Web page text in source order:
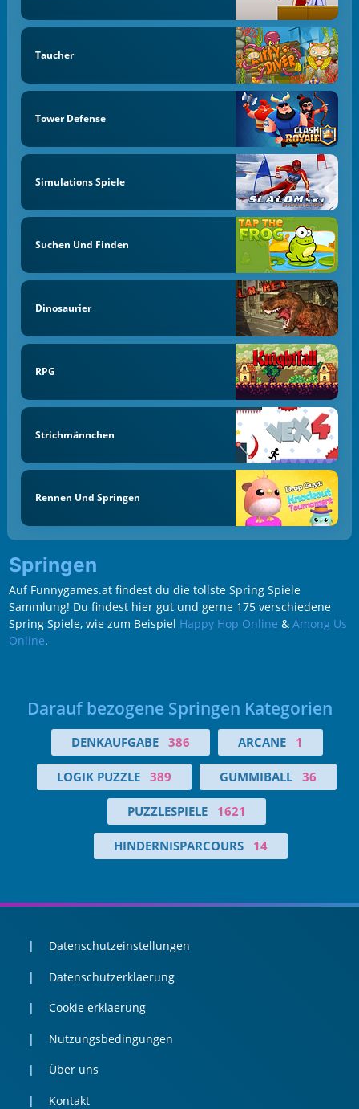
Taucher
Tower Defense
Simulations Spiele
Suchen Und Finden
Dinosaurier
RPG
Strichmännchen
Rennen Und Springen
Springen
Auf Funnygames.at findest du die tollste Spring Spiele
Sammlung! Du findest hier gut und gerne 175 verschiedene
Spring Spiele, wie zum Beispiel Happy Hop Online & Among Us
Online.
Darauf bezogene Springen Kategorien
DENKAUFGABE 386 ARCANE 1
LOGIK PUZZLE 389 GUMMIBALL 36
PUZZLESPIELE 1621
HINDERNISPARCOURS 14
Datenschutzeinstellungen
Datenschutzerklaerung
Cookie erklaerung
Nutzungsbedingungen
Über uns
Kontakt